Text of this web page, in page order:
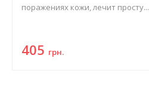
поражениях кожи, лечит просту...
405 грн.